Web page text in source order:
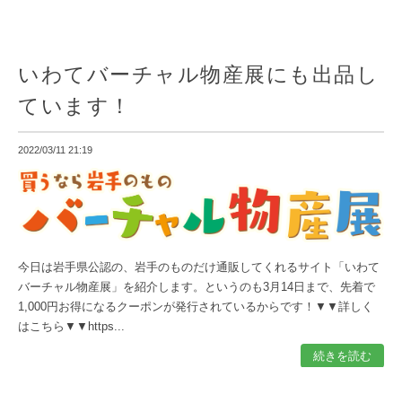
いわてバーチャル物産展にも出品し
ています！
2022/03/11 21:19
今日は岩手県公認の、岩手のものだけ通販してくれるサイト「いわて
バーチャル物産展」を紹介します。というのも3月14日まで、先着で
1,000円お得になるクーポンが発行されているからです！▼▼詳しく
はこちら▼▼https...
続きを読む